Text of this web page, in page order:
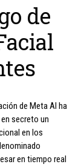
de
de Meta AI ha
secreto un
en los
en tiempo real